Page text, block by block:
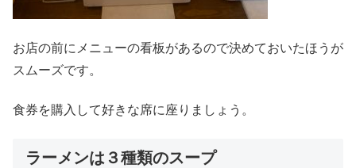
お店の前にメニューの看板があるので決めておいたほうが
スムーズです。
食券を購入して好きな席に座りましょう。
ラーメンは３種類のスープ